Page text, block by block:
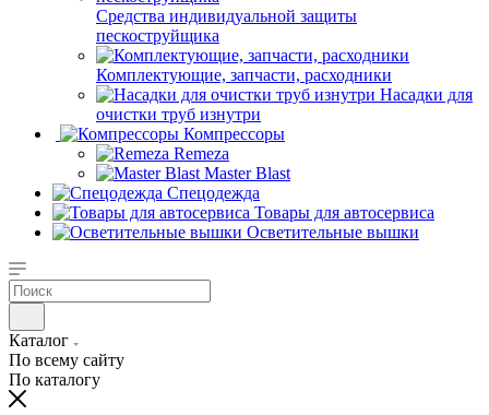
Средства индивидуальной защиты
пескоструйщика
Комплектующие, запчасти, расходники
Насадки для
очистки труб изнутри
Компрессоры
Remeza
Master Blast
Спецодежда
Товары для автосервиса
Осветительные вышки
Каталог
По всему сайту
По каталогу